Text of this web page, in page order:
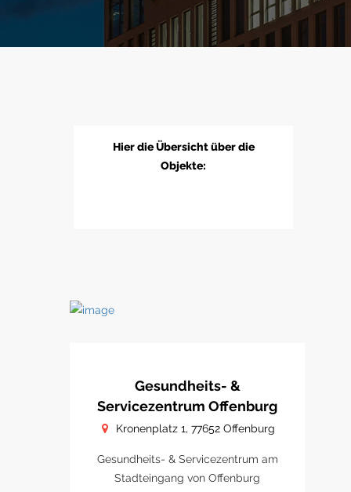
Hier die Übersicht über die
Objekte:
Gesundheits- &
Servicezentrum Offenburg
Kronenplatz 1, 77652 Offenburg
Gesundheits- & Servicezentrum am
Stadteingang von Offenburg